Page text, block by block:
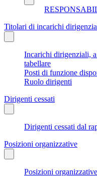
Titolari di incarichi
Incarichi dirigenziali,
tabellare
Posti di funzione
Ruolo dirigenti
Dirigenti cessati
Dirigenti cessati dal
Posizioni organizzative
Posizioni organizzative